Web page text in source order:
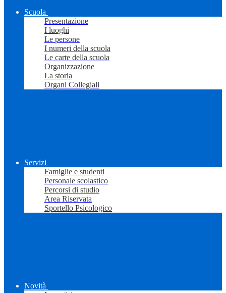
Scuola
Presentazione
I luoghi
Le persone
I numeri della scuola
Le carte della scuola
Organizzazione
La storia
Organi Collegiali
Servizi
Famiglie e studenti
Personale scolastico
Percorsi di studio
Area Riservata
Sportello Psicologico
Novità